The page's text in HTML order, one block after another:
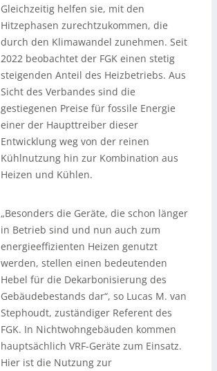
Gleichzeitig helfen sie, mit den
Hitzephasen zurechtzukommen, die
durch den Klimawandel zunehmen. Seit
2022 beobachtet der FGK einen stetig
steigenden Anteil des Heizbetriebs. Aus
Sicht des Verbandes sind die
gestiegenen Preise für fossile Energie
einer der Haupttreiber dieser
Entwicklung weg von der reinen
Kühlnutzung hin zur Kombination aus
Heizen und Kühlen.
„Besonders die Geräte, die schon länger
in Betrieb sind und nun auch zum
energieeffizienten Heizen genutzt
werden, stellen einen bedeutenden
Hebel für die Dekarbonisierung des
Gebäudebestands dar“, so Lucas M. van
Stephoudt, zuständiger Referent des
FGK. In Nichtwohngebäuden kommen
hauptsächlich VRF-Geräte zum Einsatz.
Hier ist die Nutzung zur